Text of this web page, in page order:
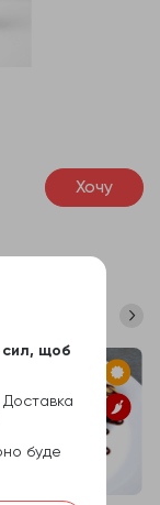
Хочу
сил, щоб
буде